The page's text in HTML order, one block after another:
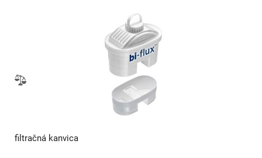
filtračná kanvica